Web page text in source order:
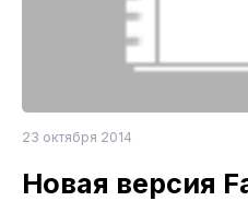
23 октября 2014
Новая версия